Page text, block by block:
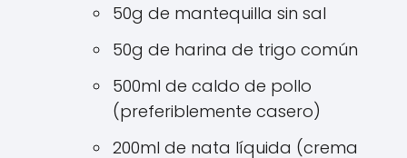
50g de mantequilla sin sal
50g de harina de trigo común
500ml de caldo de pollo
(preferiblemente casero)
200ml de nata líquida (crema